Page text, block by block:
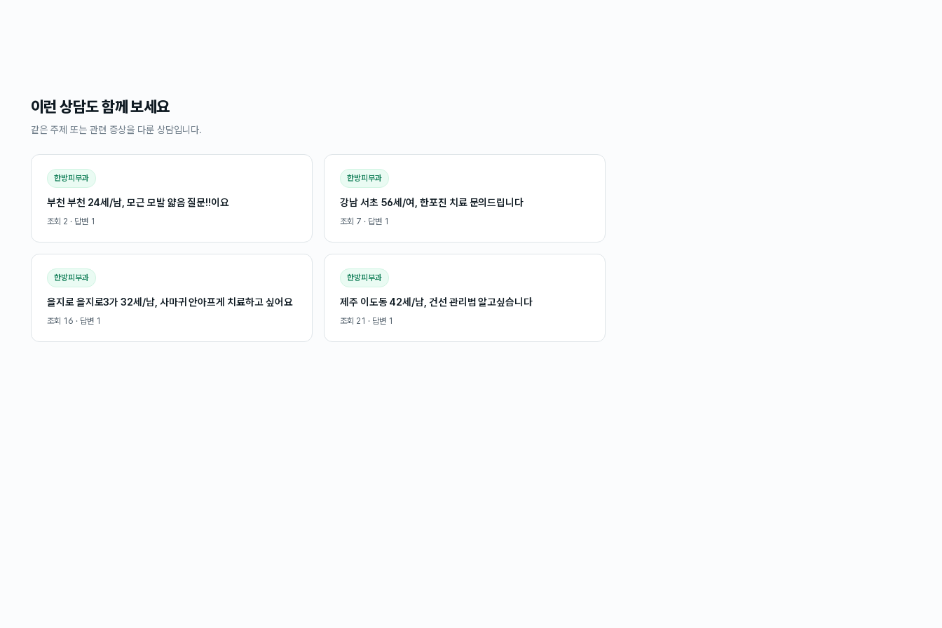
이런 상담도 함께 보세요
같은 주제 또는 관련 증상을 다룬 상담입니다.
한방피부과
부천 부천 24세/남, 모근 모발 얇음 질문!!이요
조회 2 · 답변 1
한방피부과
강남 서초 56세/여, 한포진 치료 문의드립니다
조회 7 · 답변 1
한방피부과
을지로 을지로3가 32세/남, 사마귀 안아프게 치료하고 싶어요
조회 16 · 답변 1
한방피부과
제주 이도동 42세/남, 건선 관리법 알고싶습니다
조회 21 · 답변 1